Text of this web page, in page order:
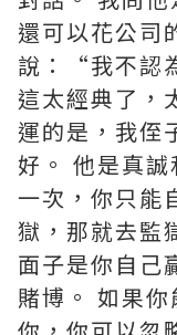
還可以花公司
說：“我不認
這太經典了，
運的是，我侄
好。 他是真
一次，你只能
獄，那就去監
面子是你自己
賭博。 如果